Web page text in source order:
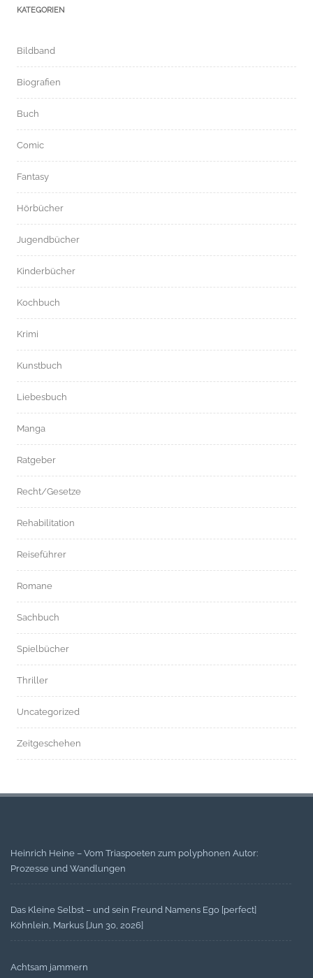
KATEGORIEN
Bildband
Biografien
Buch
Comic
Fantasy
Hörbücher
Jugendbücher
Kinderbücher
Kochbuch
Krimi
Kunstbuch
Liebesbuch
Manga
Ratgeber
Recht/Gesetze
Rehabilitation
Reiseführer
Romane
Sachbuch
Spielbücher
Thriller
Uncategorized
Zeitgeschehen
Heinrich Heine – Vom Triaspoeten zum polyphonen Autor:
Prozesse und Wandlungen
Das Kleine Selbst – und sein Freund Namens Ego [perfect]
Köhnlein, Markus [Jun 30, 2026]
Achtsam jammern